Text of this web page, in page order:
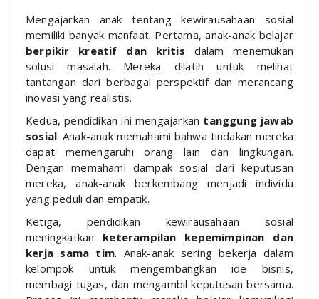
Mengajarkan anak tentang kewirausahaan sosial
memiliki banyak manfaat. Pertama, anak-anak belajar
berpikir kreatif dan kritis dalam menemukan
solusi masalah. Mereka dilatih untuk melihat
tantangan dari berbagai perspektif dan merancang
inovasi yang realistis.
Kedua, pendidikan ini mengajarkan tanggung jawab
sosial. Anak-anak memahami bahwa tindakan mereka
dapat memengaruhi orang lain dan lingkungan.
Dengan memahami dampak sosial dari keputusan
mereka, anak-anak berkembang menjadi individu
yang peduli dan empatik.
Ketiga, pendidikan kewirausahaan sosial
meningkatkan keterampilan kepemimpinan dan
kerja sama tim. Anak-anak sering bekerja dalam
kelompok untuk mengembangkan ide bisnis,
membagi tugas, dan mengambil keputusan bersama.